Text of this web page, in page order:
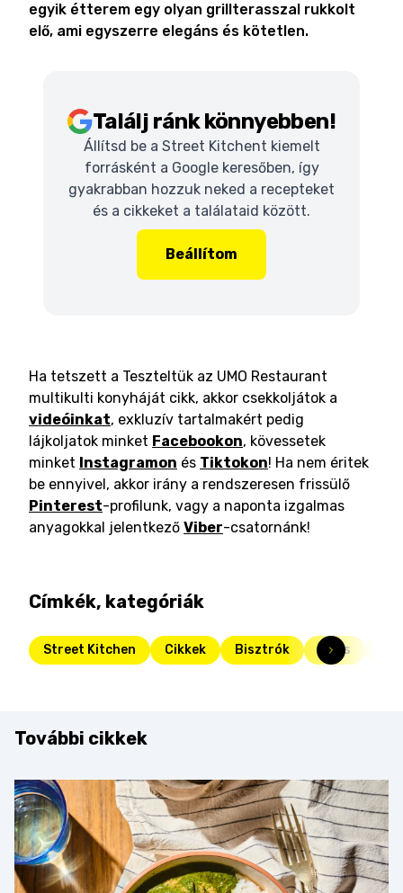
egyik étterem egy olyan grillterasszal rukkolt
elő, ami egyszerre elegáns és kötetlen.
Találj ránk könnyebben!
Állítsd be a Street Kitchent kiemelt
forrásként a Google keresőben, így
gyakrabban hozzuk neked a recepteket
és a cikkeket a találataid között.
Beállítom
Ha tetszett a Teszteltük az UMO Restaurant
multikulti konyháját cikk, akkor csekkoljátok a
videóinkat, exkluzív tartalmakért pedig
lájkoljatok minket Facebookon, kövessetek
minket Instagramon és Tiktokon! Ha nem éritek
be ennyivel, akkor irány a rendszeresen frissülő
Pinterest-profilunk, vagy a naponta izgalmas
anyagokkal jelentkező Viber-csatornánk!
Címkék, kategóriák
Street Kitchen Cikkek Bisztrók Friss
További cikkek